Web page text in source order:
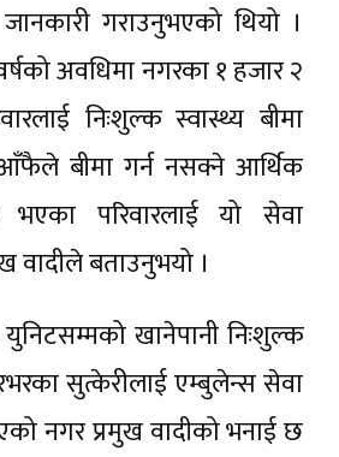
गराउनुभएको थियो ।
अवधिमा नगरका १ हजार २
निःशुल्क स्वास्थ्य बीमा
बीमा गर्न नसक्ने आर्थिक
परिवारलाई यो सेवा
वादीले बताउनुभयो ।
खानेपानी निःशुल्क
सुत्केरीलाई एम्बुलेन्स सेवा
नगर प्रमुख वादीको भनाई छ